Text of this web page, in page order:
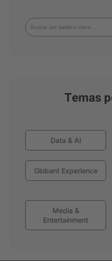
Temas
Data & AI
Globant Experience
Media &
Entertainment